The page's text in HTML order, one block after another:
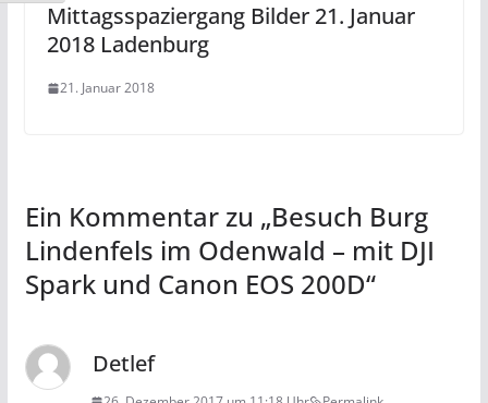
Mittagsspaziergang Bilder 21. Januar
2018 Ladenburg
21. Januar 2018
Ein Kommentar zu „Besuch Burg
Lindenfels im Odenwald – mit DJI
Spark und Canon EOS 200D“
Detlef